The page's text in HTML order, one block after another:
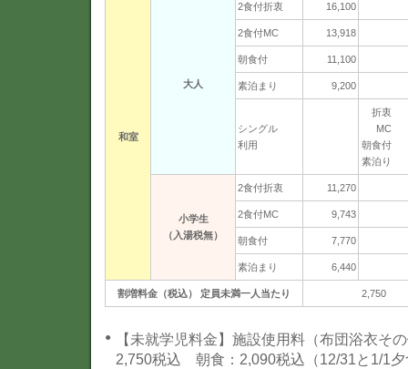
和室
大人
2食付折衷 16,100
2食付MC 13,918
朝食付 11,100
素泊まり 9,200
シングル
利用
折衷
MC
朝食付
素泊り
小学生
（入湯税無）
2食付折衷 11,270
2食付MC 9,743
朝食付 7,770
素泊まり 6,440
割増料金（税込） 定員未満一人当たり 2,750
【未就学児料金】施設使用料（布団浴衣
2,750税込 朝食：2,090税込（12/31と1/1